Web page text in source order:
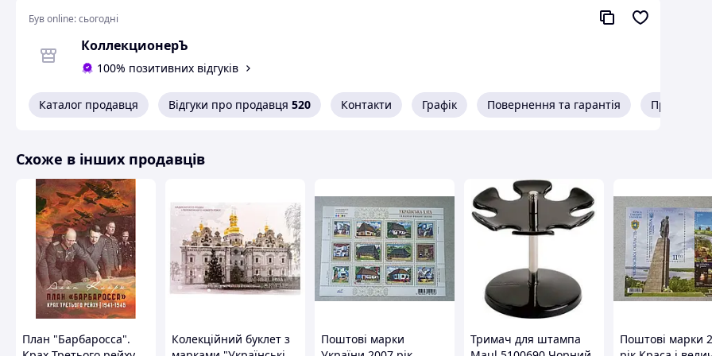
- На розрахунковий рахунок ФОПа по IBAN;
- Кредитною карткою Visa/Mastercard.
Варіанти доставки:
- Нова Пошта;
Був online:сьогодні
КоллекционерЪ
100% позитивних відгуків
Каталог продавця Відгуки про продавця 520 Контакти Графік Повернення та гарантія Про
Схоже в інших продавців
План "Барбаросса".
Колекційний буклет з
Поштові марки
Тримач для штампа
Поштові марки